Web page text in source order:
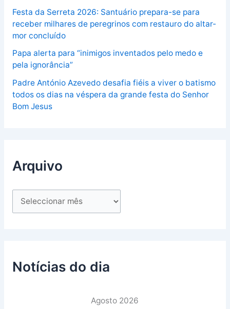
Festa da Serreta 2026: Santuário prepara-se para
receber milhares de peregrinos com restauro do altar-
mor concluído
Papa alerta para “inimigos inventados pelo medo e
pela ignorância”
Padre António Azevedo desafia fiéis a viver o batismo
todos os dias na véspera da grande festa do Senhor
Bom Jesus
Arquivo
Notícias do dia
Agosto 2026